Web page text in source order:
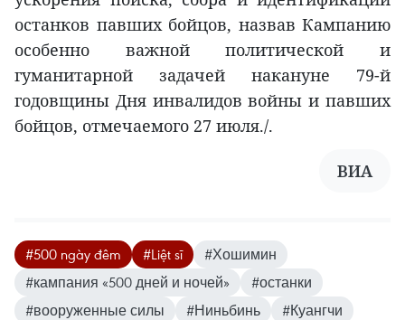
останков павших бойцов, назвав Кампанию
особенно важной политической и
гуманитарной задачей накануне 79-й
годовщины Дня инвалидов войны и павших
бойцов, отмечаемого 27 июля./.
ВИА
#500 ngày đêm #Liệt sĩ
#Хошимин
#кампания «500 дней и ночей»
#останки
#вооруженные силы
#Ниньбинь #Куангчи